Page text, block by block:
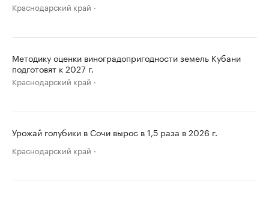
Краснодарский край
Методику оценки виноградопригодности земель Кубани
подготовят к 2027 г.
Краснодарский край
Урожай голубики в Сочи вырос в 1,5 раза в 2026 г.
Краснодарский край